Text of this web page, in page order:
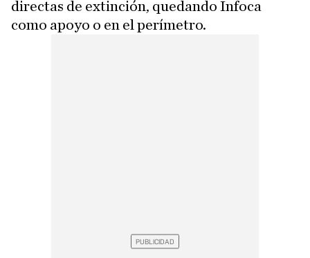
directas de extinción, quedando Infoca
como apoyo o en el perímetro.